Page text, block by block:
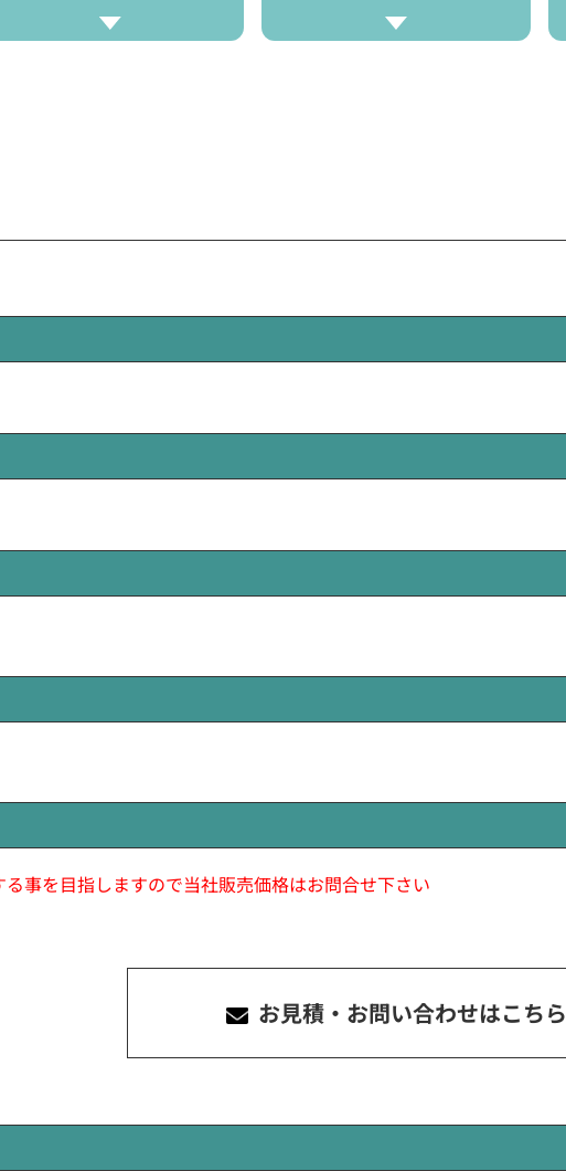
事を目指しますので当社販売価格はお問合せ下さい
お見積・お問い合わせはこちら